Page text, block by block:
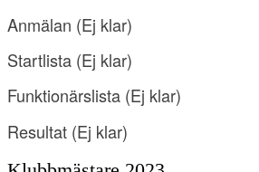
Anmälan (Ej klar)
Startlista (Ej klar)
Funktionärslista (Ej klar)
Resultat (Ej klar)